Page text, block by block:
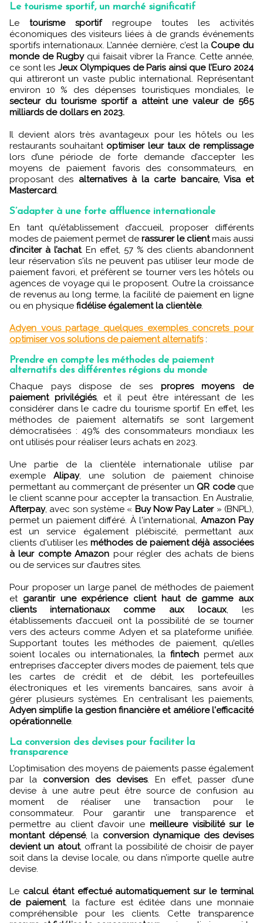
Le tourisme sportif, un marché significatif
Letourisme sportifregroupe toutes les activités
économiques des visiteurs liées à de grands événements
sportifs internationaux. L’année dernière, c’est la Coupe du
monde de Rugbyqui faisait vibrer la France. Cette année,
ce sont les Jeux Olympiques de Paris ainsi que l’Euro 2024
qui attireront un vaste public international. Représentant
environ 10 % des dépenses touristiques mondiales, le
secteur du tourisme sportif a atteint une valeur de 565
milliards de dollars en 2023.
Il devient alors très avantageux pour les hôtels ou les
restaurants souhaitant optimiser leur taux de remplissage
lors d’une période de forte demande d’accepter les
moyens de paiement favoris des consommateurs, en
proposant des alternatives à la carte bancaire, Visa et
Mastercard.
S’adapter à une forte affluence internationale
En tant qu’établissement d’accueil, proposer différents
modes de paiement permet de rassurer le clientmais aussi
d’inciter à l’achat. En effet, 57 % des clients abandonnent
leur réservation s'ils ne peuvent pas utiliser leur mode de
paiement favori, et préfèrent se tourner vers les hôtels ou
agences de voyage qui le proposent. Outre la croissance
de revenus au long terme, la facilité de paiement en ligne
ou en physique fidélise également la clientèle.
Adyen vous partage quelques exemples concrets pour
optimiser vos solutions de paiement alternatifs:
Prendre en compte les méthodes de paiement
alternatifs des différentes régions du monde
Chaque pays dispose de ses propres moyens de
paiement privilégiés, et il peut être intéressant de les
considérer dans le cadre du tourisme sportif. En effet, les
méthodes de paiement alternatifs se sont largement
démocratisées : 49% des consommateurs mondiaux les
ont utilisés pour réaliser leurs achats en 2023.
Une partie de la clientèle internationale utilise par
exemple Alipay, une solution de paiement chinoise
permettant au commerçant de présenter un QR codeque
le client scanne pour accepter la transaction. En Australie,
Afterpay, avec son système « Buy Now Pay Later» (BNPL),
permet un paiement différé. À l'international, Amazon Pay
est un service également plébiscité, permettant aux
clients d'utiliser lesméthodes de paiement déjà associées
à leur compte Amazon pour régler des achats de biens
ou de services sur d’autres sites.
Pour proposer un large panel de méthodes de paiement
et garantir une expérience client haut de gamme aux
clients internationaux comme aux locaux, les
établissements d’accueil ont la possibilité de se tourner
vers des acteurs comme Adyen et sa plateforme unifiée.
Supportant toutes les méthodes de paiement, qu’elles
soient locales ou internationales, lafintechpermet aux
entreprises d’accepter divers modes de paiement, tels que
les cartes de crédit et de débit, les portefeuilles
électroniques et les virements bancaires, sans avoir à
gérer plusieurs systèmes. En centralisant les paiements,
Adyen simplifie la gestion financière et améliore l'efficacité
opérationnelle.
La conversion des devises pour faciliter la
transparence
L’optimisation des moyens de paiements passe également
par la conversion des devises. En effet, passer d’une
devise à une autre peut être source de confusion au
moment de réaliser une transaction pour le
consommateur. Pour garantir une transparence et
permettre au client d’avoir une meilleure visibilité sur le
montant dépensé, la conversion dynamique des devises
devient un atout, offrant la possibilité de choisir de payer
soit dans la devise locale, ou dans n’importe quelle autre
devise.
Le calcul étant effectué automatiquement sur le terminal
de paiement, la facture est éditée dans une monnaie
compréhensible pour les clients. Cette transparence